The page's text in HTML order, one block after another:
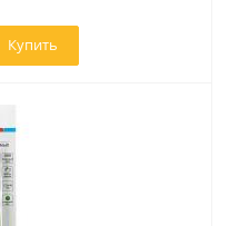
Купить